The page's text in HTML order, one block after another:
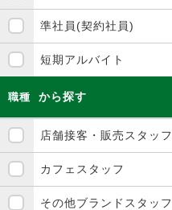
準社員(契約社員)
短期アルバイト
職種 から探す
店舗接客・販売スタッフ
カフェスタッフ
その他ブランドスタッフ